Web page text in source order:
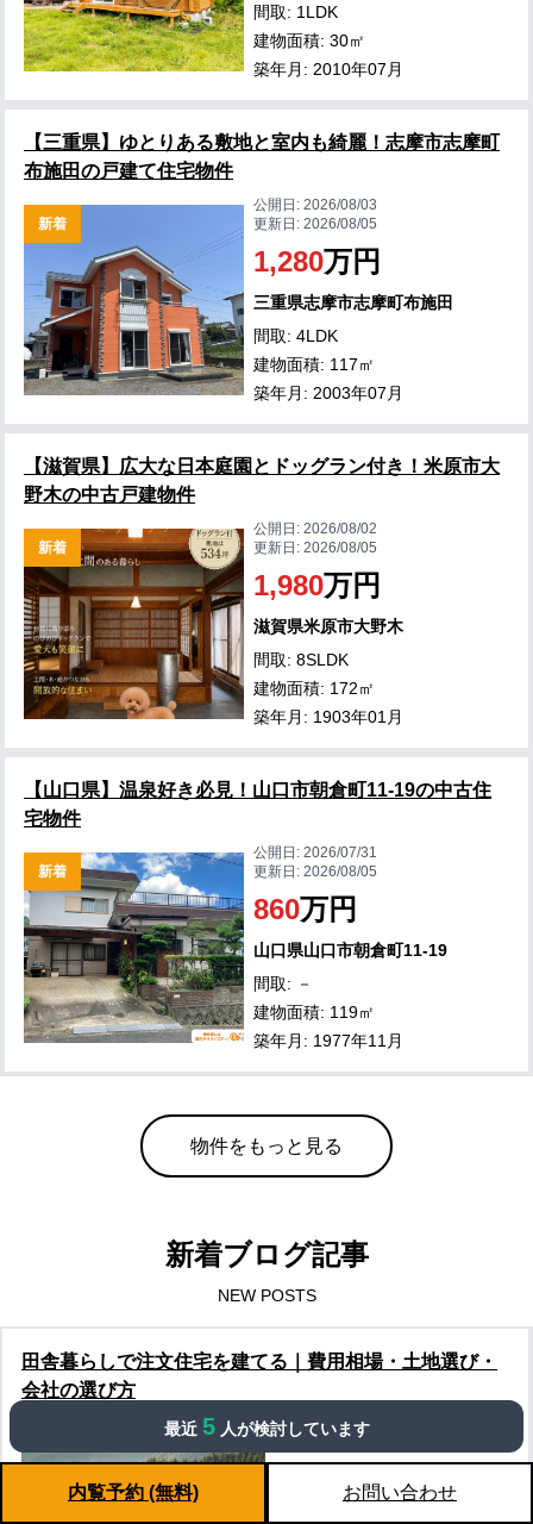
間取: 1LDK
建物面積: 30㎡
築年月: 2010年07月
【三重県】ゆとりある敷地と室内も綺麗！志摩市志摩町
布施田の戸建て住宅物件
新着
公開日:2026/08/03
更新日:2026/08/05
1,280万円
三重県志摩市志摩町布施田
間取: 4LDK
建物面積: 117㎡
築年月: 2003年07月
【滋賀県】広大な日本庭園とドッグラン付き！米原市大
野木の中古戸建物件
新着
公開日:2026/08/02
更新日:2026/08/05
1,980万円
滋賀県米原市大野木
間取: 8SLDK
建物面積: 172㎡
築年月: 1903年01月
【山口県】温泉好き必見！山口市朝倉町11-19の中古住
宅物件
新着
公開日:2026/07/31
更新日:2026/08/05
860万円
山口県山口市朝倉町11-19
間取: －
建物面積: 119㎡
築年月: 1977年11月
物件をもっと見る
新着ブログ記事
NEW POSTS
田舎暮らしで注文住宅を建てる｜費用相場・土地選び・
会社の選び方
公開日: 2026/06/05
2026/06/24
ちの理想の家を建てたい」
最近 5 人が検討しています
内覧予約 (無料) お問い合わせ